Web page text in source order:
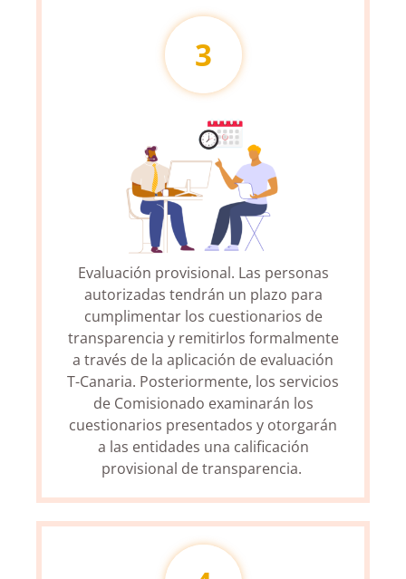
3
Evaluación provisional. Las personas
autorizadas tendrán un plazo para
cumplimentar los cuestionarios de
transparencia y remitirlos formalmente
a través de la aplicación de evaluación
T-Canaria. Posteriormente, los servicios
de Comisionado examinarán los
cuestionarios presentados y otorgarán
a las entidades una calificación
provisional de transparencia.